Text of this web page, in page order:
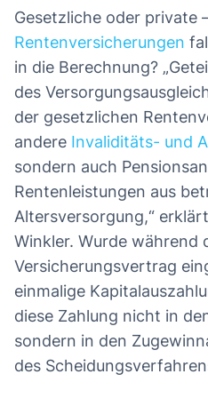
Gesetzliche oder private
Rentenversicherungen
in die Berechnung?
des
der gesetzlichen
andere Invaliditäts- und
sondern auch
Rentenleistungen aus
Altersversorgung,“
Winkler. Wurde während
Versicherungsvertrag
einmalige
diese Zahlung nicht in
sondern in den
des